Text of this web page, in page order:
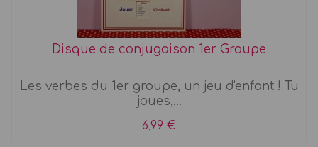
Disque de conjugaison 1er Groupe
Les verbes du 1er groupe, un jeu d'enfant ! Tu
joues,...
6,99 €